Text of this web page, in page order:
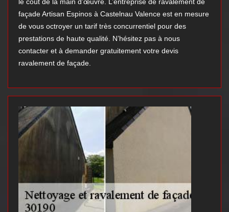
façade Artisan Espinos à Castelnau Valence est en mesure
de vous octroyer un tarif très concurrentiel pour des
prestations de haute qualité. N’hésitez pas à nous
contacter et à demander gratuitement votre devis
ravalement de façade.